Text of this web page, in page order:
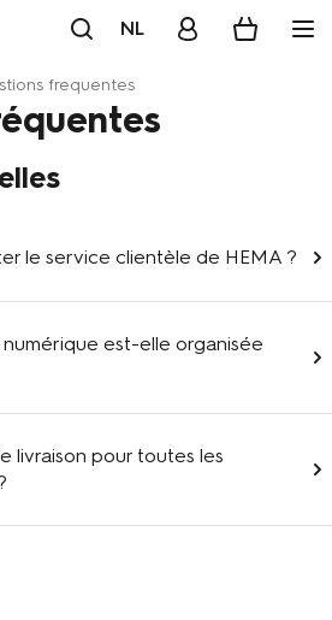
NL
frequentes
le service clientèle de HEMA ?
est-elle organisée
livraison pour toutes les